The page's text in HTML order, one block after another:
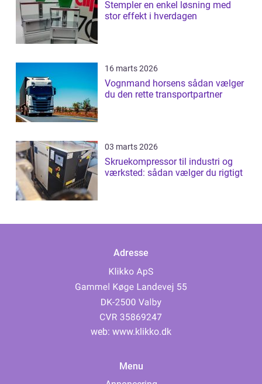
Stempler en enkel løsning med
stor effekt i hverdagen
16 marts 2026
Vognmand horsens sådan vælger
du den rette transportpartner
03 marts 2026
Skruekompressor til industri og
værksted: sådan vælger du rigtigt
Adresse
web: www.klikko.dk
Menu